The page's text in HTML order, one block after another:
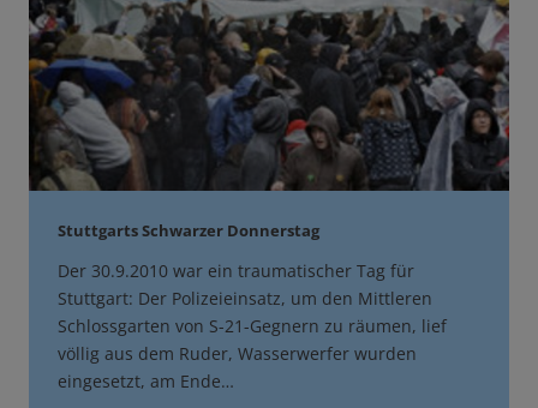
Stuttgarts Schwarzer Donnerstag
Der 30.9.2010 war ein traumatischer Tag für
Stuttgart: Der Polizeieinsatz, um den Mittleren
Schlossgarten von S-21-Gegnern zu räumen, lief
völlig aus dem Ruder, Wasserwerfer wurden
eingesetzt, am Ende…